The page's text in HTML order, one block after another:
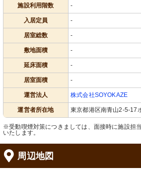
施設利用階数 -
入居定員 -
居室総数 -
敷地面積 -
延床面積 -
居室面積 -
運営法人 株式会社SOYOKAZE
運営者所在地 東京都港区南青山2-5-17
※受動喫煙対策につきましては、面接時に施設担
いたします。
周辺地図